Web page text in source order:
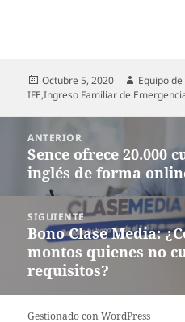
Publicado
el
Octubre 5, 2020 Autor
Equipo
IFE,Ingreso Familiar de
entradas
ANTERIOR
Entrada
anterior:
Sence ofrece 20.000
inglés de forma
SIGUIENTE
Entrada
siguiente:
Bono Clase Media:
montos quienes no
requisitos?
Gestionado con WordPress